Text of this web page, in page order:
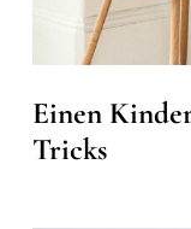
Einen
Tricks